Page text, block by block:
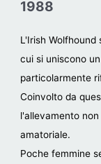
1988
L'Irish
cui si uniscono
particolarmente
Coinvolto da
l'allevamento
amatoriale.
Poche femmine